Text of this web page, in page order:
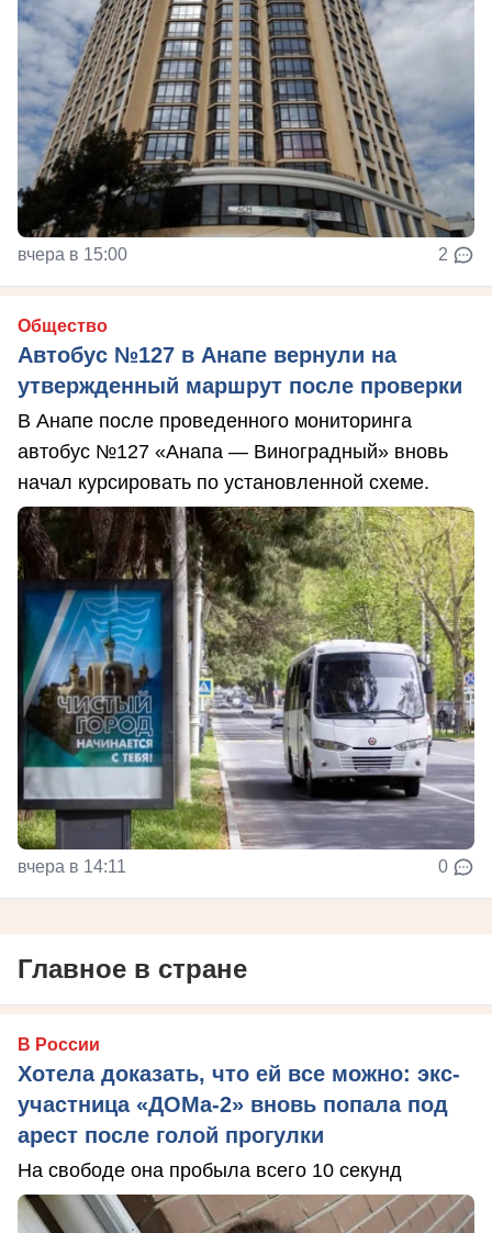
вчера в 15:00 2
Общество
Автобус №127 в Анапе вернули на
утвержденный маршрут после проверки
В Анапе после проведенного мониторинга
автобус №127 «Анапа — Виноградный» вновь
начал курсировать по установленной схеме.
вчера в 14:11 0
Главное в стране
В России
Хотела доказать, что ей все можно: экс-
участница «ДОМа-2» вновь попала под
арест после голой прогулки
На свободе она пробыла всего 10 секунд